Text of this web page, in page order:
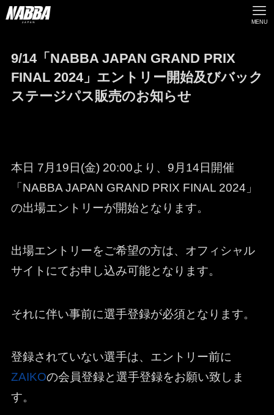
MENU
9/14「NABBA JAPAN GRAND PRIX
FINAL 2024」エントリー開始及びバック
ステージパス販売のお知らせ
本日 7月19日(金) 20:00より、9月14日開催
「NABBA JAPAN GRAND PRIX FINAL 2024」
の出場エントリーが開始となります。
出場エントリーをご希望の方は、オフィシャル
サイトにてお申し込み可能となります。
それに伴い事前に選手登録が必須となります。
登録されていない選手は、エントリー前に
ZAIKOの会員登録と選手登録をお願い致しま
す。